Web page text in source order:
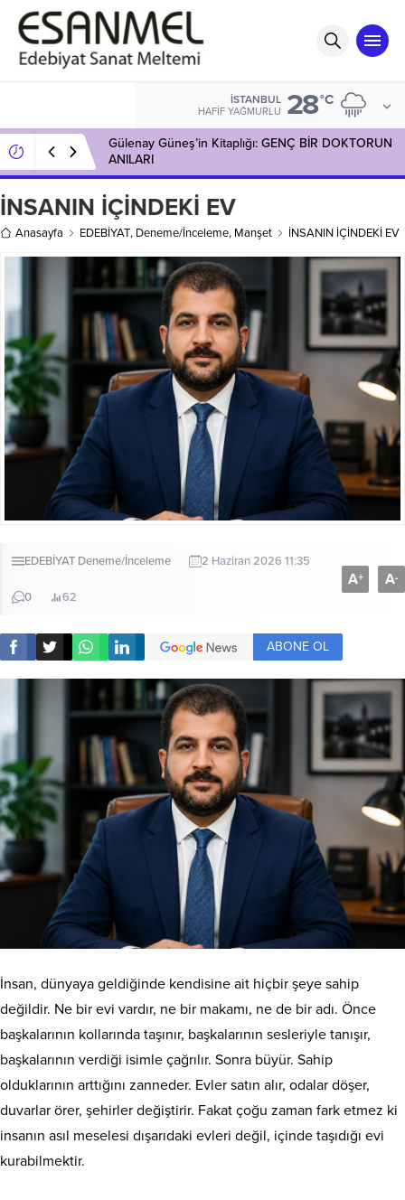
İSTANBUL
HAFIF YAĞMURLU 28°C
Gülenay Güneş’in Kitaplığı: GENÇ BİR DOKTORUN
ANILARI
İNSANIN İÇİNDEKİ EV
Anasayfa EDEBİYAT, Deneme/İnceleme, Manşet İNSANIN İÇİNDEKİ EV
EDEBİYAT Deneme/İnceleme 2 Haziran 2026 11:35
0 62
A+ A-
ABONE OL
İnsan, dünyaya geldiğinde kendisine ait hiçbir şeye sahip
değildir. Ne bir evi vardır, ne bir makamı, ne de bir adı. Önce
başkalarının kollarında taşınır, başkalarının sesleriyle tanışır,
başkalarının verdiği isimle çağrılır. Sonra büyür. Sahip
olduklarının arttığını zanneder. Evler satın alır, odalar döşer,
duvarlar örer, şehirler değiştirir. Fakat çoğu zaman fark etmez ki
insanın asıl meselesi dışarıdaki evleri değil, içinde taşıdığı evi
kurabilmektir.